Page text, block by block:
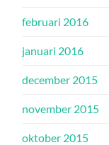
februari 2016
januari 2016
december 2015
november 2015
oktober 2015